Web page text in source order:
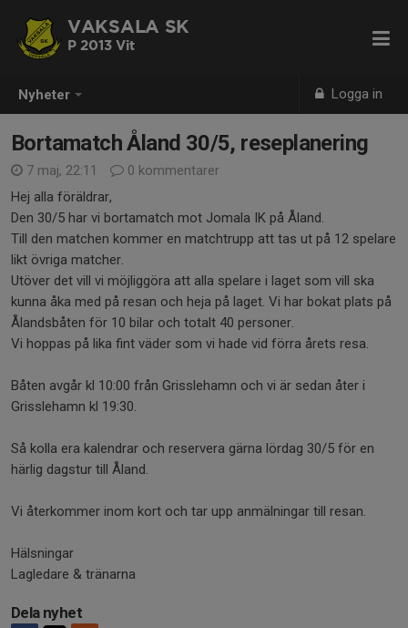
Nyheter Logga in
VAKSALA SK
P 2013 Vit
Bortamatch Åland 30/5, reseplanering
7 maj, 22:11
0 kommentarer
Hej alla föräldrar,
Den 30/5 har vi bortamatch mot Jomala IK på Åland.
Till den matchen kommer en matchtrupp att tas ut på 12 spelare
likt övriga matcher.
Utöver det vill vi möjliggöra att alla spelare i laget som vill ska
kunna åka med på resan och heja på laget. Vi har bokat plats på
Ålandsbåten för 10 bilar och totalt 40 personer.
Vi hoppas på lika fint väder som vi hade vid förra årets resa.
Båten avgår kl 10:00 från Grisslehamn och vi är sedan åter i
Grisslehamn kl 19:30.
Så kolla era kalendrar och reservera gärna lördag 30/5 för en
härlig dagstur till Åland.
Vi återkommer inom kort och tar upp anmälningar till resan.
Hälsningar
Lagledare & tränarna
Dela nyhet